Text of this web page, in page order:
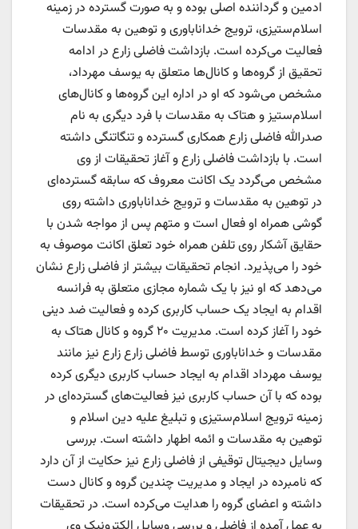
ادمین و گرداننده اصلی بوده و به صورت گسترده در زمینه
اسلام‌ستیزی، ترویج خداناباوری و توهین به مقدسات
فعالیت می‌کرده است. بازداشت فاضلی زارع در ادامه
تحقیق از گروه‌ها و کانال‌ها متعلق به یوسف مهرداد،
مشخص می‌شود که او در اداره این گروه‌ها و کانال‌های
اسلام‌ستیز و هتاک به مقدسات با فرد دیگری به نام
صدرالله فاضلی زارع همکاری گسترده و تنگاتنگی داشته
است. با بازداشت فاضلی زارع و آغاز تحقیقات از وی
مشخص می‌گردد یک اکانت معروف که سابقه گسترده‌ای
در توهین به مقدسات و ترویج خداناباوری داشته روی
گوشی همراه او فعال است و متهم پس از مواجه شدن با
حقایق آشکار روی تلفن همراه خود تعلق اکانت موصوف به
خود را می‌پذیرد. انجام تحقیقات بیشتر از فاضلی زارع نشان
می‌دهد که او نیز با یک شماره مجازی متعلق به فرانسه
اقدام به ایجاد یک حساب کاربری کرده و فعالیت ضد دینی
خود را آغاز کرده است. مدیریت ۲۰ گروه و کانال هتاک به
مقدسات و خداناباوری توسط فاضلی زارع زارع نیز مانند
یوسف مهرداد اقدام به ایجاد حساب کاربری دیگری کرده
بوده که با آن حساب کاربری نیز فعالیت‌های گسترده‌ای در
زمینه ترویج اسلام‌ستیزی و تبلیغ علیه دین اسلام و
توهین به مقدسات و ائمه اطهار داشته است. بررسی
وسایل دیجیتال توقیفی از فاضلی زارع نیز حکایت از آن دارد
که نامبرده در ایجاد و مدیریت چندین گروه و کانال دست
داشته و اعضای گروه را هدایت می‌کرده است. در تحقیقات